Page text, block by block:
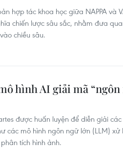
hợp tác khoa học giữa NAPPA và
chiến lược sâu sắc, nhằm đưa
chiều sâu.
hình AI giải mã “ngôn
được huấn luyện để diễn giải
các mô hình ngôn ngữ lớn (LLM)
tích hình ảnh.